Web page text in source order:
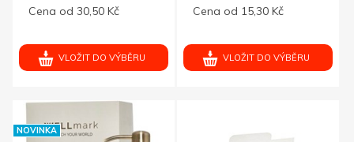
Cena od 30,50 Kč
VLOŽIT DO VÝBĚRU
Cena od 15,30 Kč
VLOŽIT DO VÝBĚRU
NOVINKA